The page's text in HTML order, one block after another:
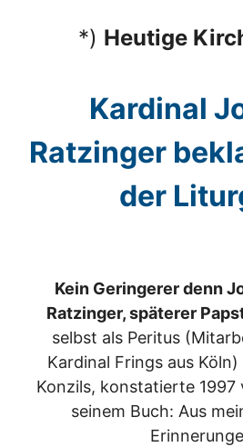
*) Heutige
Kardinal
Ratzinger
der
Kein Geringerer denn
Ratzinger, späterer
selbst als Peritus
Kardinal Frings aus
Konzils, konstatierte 1997
seinem Buch: Aus